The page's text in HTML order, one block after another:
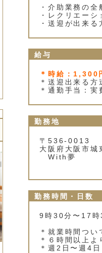
・介助業務の全
・レクリエーシ
・送迎が出来る
給与
＊時給：1,300
＊送迎出来る方
＊通勤手当：
勤務地
〒536-0013
大阪府大阪市城
With夢
勤務時間・日数
9時30分〜17時
＊就業時間つい
＊６時間以上よ
＊週2日〜週4日